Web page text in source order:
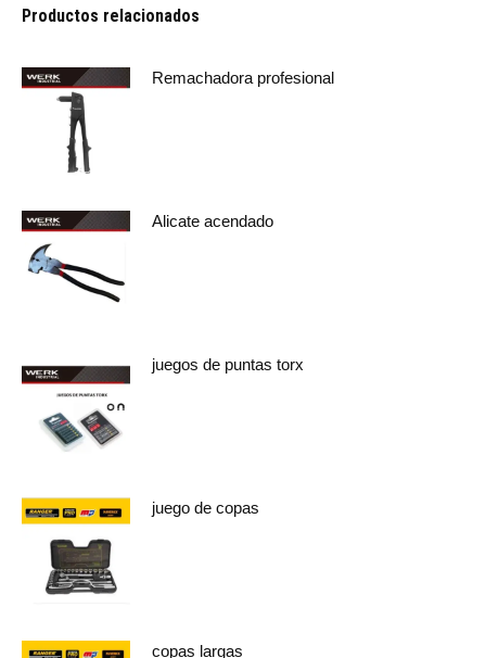
Productos relacionados
Remachadora profesional
Alicate acendado
juegos de puntas torx
juego de copas
copas largas